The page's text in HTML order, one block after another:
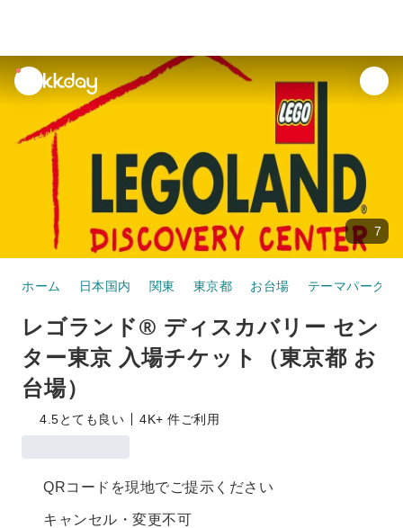
unread
notifications
7
ホーム 日本国内 関東 東京都 お台場 テーマパーク
レゴランド® ディスカバリー セン
ター東京 入場チケット（東京都 お
台場）
4.5とても良い 4K+ 件ご利用
QRコードを現地でご提示ください
キャンセル・変更不可